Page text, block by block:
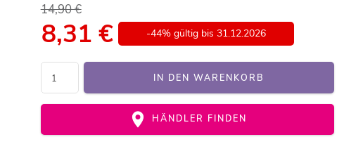
14,90 €
8,31 € -44% gültig bis 31.12.2026
IN DEN WARENKORB
HÄNDLER FINDEN